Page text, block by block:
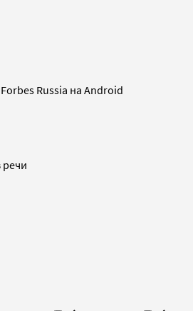
Russia на Android
речи